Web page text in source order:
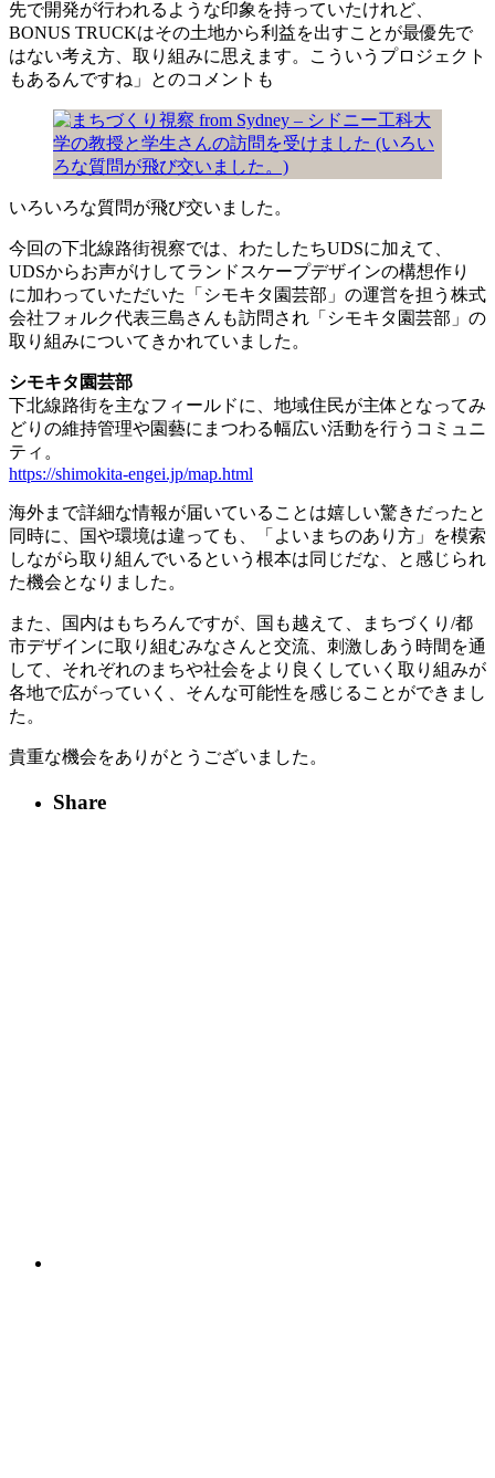
先で開発が行われるような印象を持っていたけれど、
BONUS TRUCKはその土地から利益を出すことが最優先で
はない考え方、取り組みに思えます。こういうプロジェクト
もあるんですね」とのコメントも
いろいろな質問が飛び交いました。
今回の下北線路街視察では、わたしたちUDSに加えて、
UDSからお声がけしてランドスケープデザインの構想作り
に加わっていただいた「シモキタ園芸部」の運営を担う株式
会社フォルク代表三島さんも訪問され「シモキタ園芸部」の
取り組みについてきかれていました。
シモキタ園芸部
下北線路街を主なフィールドに、地域住民が主体となってみ
どりの維持管理や園藝にまつわる幅広い活動を行うコミュニ
ティ。
https://shimokita-engei.jp/map.html
海外まで詳細な情報が届いていることは嬉しい驚きだったと
同時に、国や環境は違っても、「よいまちのあり方」を模索
しながら取り組んでいるという根本は同じだな、と感じられ
た機会となりました。
また、国内はもちろんですが、国も越えて、まちづくり/都
市デザインに取り組むみなさんと交流、刺激しあう時間を通
して、それぞれのまちや社会をより良くしていく取り組みが
各地で広がっていく、そんな可能性を感じることができまし
た。
貴重な機会をありがとうございました。
Share